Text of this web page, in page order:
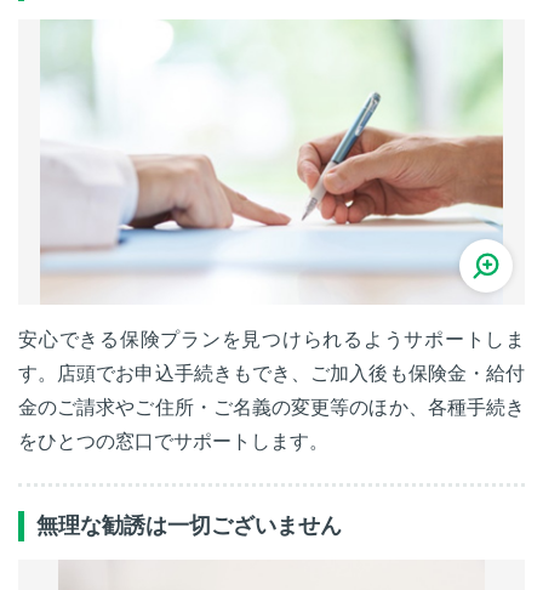
安心できる保険プランを見つけられるようサポートしま
す。店頭でお申込手続きもでき、ご加入後も保険金・給付
金のご請求やご住所・ご名義の変更等のほか、各種手続き
をひとつの窓口でサポートします。
無理な勧誘は一切ございません